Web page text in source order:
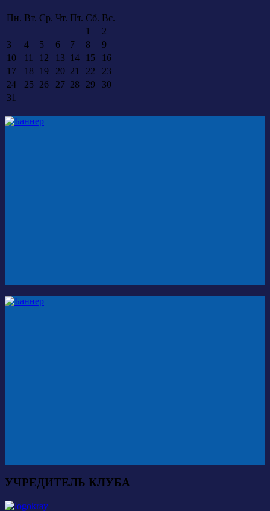
Пн. Вт. Ср. Чт. Пт. Сб. Вс.
1
2
3
4 5 6 7 8
9
10
11 12 13 14 15
16
17
18 19 20 21 22
23
24
25 26 27 28 29
30
31
УЧРЕДИТЕЛЬ КЛУБА